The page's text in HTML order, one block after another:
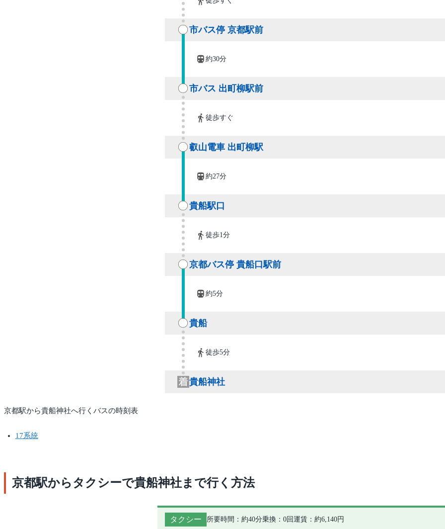
市バス停 京都駅前
約30分
市バス 出町柳駅前
徒歩すぐ
叡山電車 出町柳駅
約27分
貴船駅口
徒歩1分
京都バス停 貴船口駅前
約5分
貴船
徒歩5分
貴船神社
京都駅から貴船神社へ行くバスの時刻表
17系統
京都駅からタクシーで貴船神社まで行く方法
タクシー 所要時間：約40分乗換：0回運賃：約6,140円